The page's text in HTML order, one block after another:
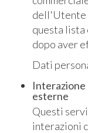
dell'Utente
questa
dopo aver
Dati
esterne
Questi
interazioni